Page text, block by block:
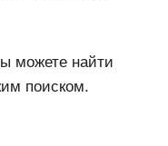
можете найти
поиском.